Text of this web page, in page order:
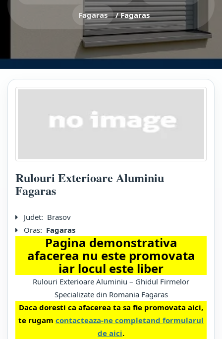
Fagaras /Fagaras
Rulouri Exterioare Aluminiu
Fagaras
Judet: Brasov
Oras: Fagaras
Pagina demonstrativa
afacerea nu este promovata
iar locul este liber
Rulouri Exterioare Aluminiu – Ghidul Firmelor
Specializate din Romania Fagaras
Daca doresti ca afacerea ta sa fie promovata aici,
te rugam contacteaza-ne completand formularul
de aici.